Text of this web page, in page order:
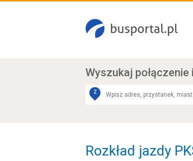
Wyszukaj połączenie
Z
Rozkład jazdy